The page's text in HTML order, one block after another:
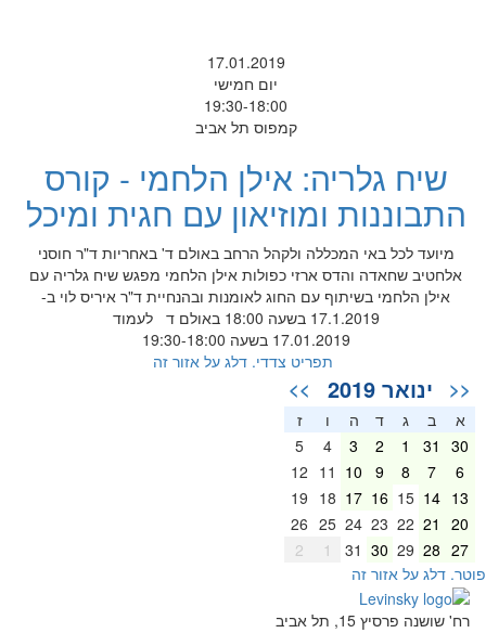
17.01.2019
יום חמישי
19:30-18:00
קמפוס תל אביב
שיח גלריה: אילן הלחמי - קורס
התבוננות ומוזיאון עם חגית ומיכל
מיועד לכל באי המכללה ולקהל הרחב באולם ד' באחריות ד"ר חוסני
אלחטיב שחאדה והדס ארזי כפולות אילן הלחמי מפגש שיח גלריה עם
אילן הלחמי בשיתוף עם החוג לאומנות ובהנחיית ד"ר איריס לוי ב-
17.1.2019 בשעה 18:00 באולם ד לעמוד
17.01.2019 בשעה 19:30-18:00
תפריט צדדי. דלג על אזור זה
<< ינואר 2019 >>
א ב ג ד ה
ז
30
31
2
3
4
5
6
7
8
9
10
11
12
13
14
15
16
17
18
19
20
21
22
23
24
25
26
27
28
29
30
31
2
דלג על אזור זה
רח' שושנה פרסיץ 15, תל אביב